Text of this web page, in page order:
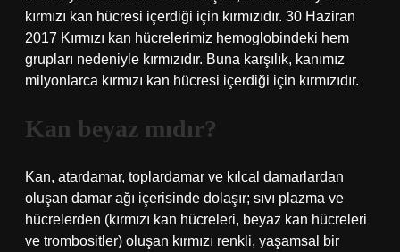
kırmızı kan hücresi içerdiği için kırmızıdır. 30 Haziran
2017 Kırmızı kan hücrelerimiz hemoglobindeki hem
grupları nedeniyle kırmızıdır. Buna karşılık, kanımız
milyonlarca kırmızı kan hücresi içerdiği için kırmızıdır.
Kan beyaz mıdır?
Kan, atardamar, toplardamar ve kılcal damarlardan
oluşan damar ağı içerisinde dolaşır; sıvı plazma ve
hücrelerden (kırmızı kan hücreleri, beyaz kan hücreleri
ve trombositler) oluşan kırmızı renkli, yaşamsal bir